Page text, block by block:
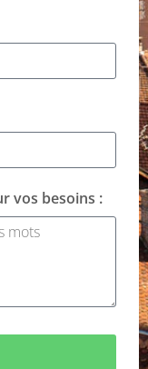
vos besoins :